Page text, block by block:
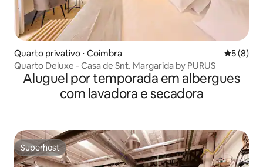
Quarto privativo ⋅ Coimbra 5 de
5 (8)
Quarto Deluxe - Casa de Snt. Margarida by PURUS
Aluguel por temporada em albergues
com lavadora e secadora
Superhost
Superhost